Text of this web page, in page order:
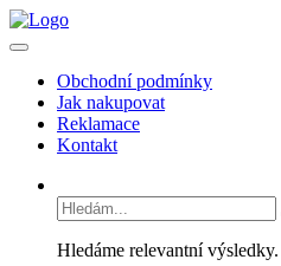
Obchodní podmínky
Jak nakupovat
Reklamace
Kontakt
Hledáme relevantní výsledky.